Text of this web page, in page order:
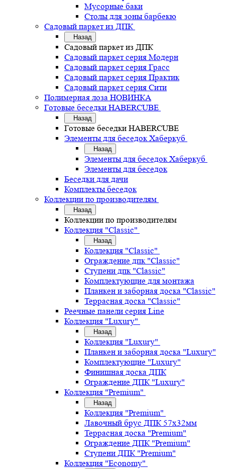
Мусорные баки
Столы для зоны барбекю
Садовый паркет из ДПК
Назад
Садовый паркет из ДПК
Садовый паркет серия Mодерн
Садовый паркет серия Грасс
Садовый паркет серия Практик
Садовый паркет серия Сити
Полимерная лоза НОВИНКА
Готовые беседки HABERCUBE
Назад
Готовые беседки HABERCUBE
Элементы для беседок Хаберкуб
Назад
Элементы для беседок Хаберкуб
Элементы для беседок
Беседки для дачи
Комплекты беседок
Коллекции по производителям
Назад
Коллекции по производителям
Коллекция "Classic"
Назад
Коллекция "Classic"
Ограждение дпк "Classic"
Ступени дпк "Classic"
Комплектующие для монтажа
Планкен и заборная доска "Classic"
Террасная доска "Classic"
Реечные панели серия Line
Коллекция "Luxury"
Назад
Коллекция "Luxury"
Планкен и заборная доска "Luxury"
Комплектующие "Luxury"
Финишная доска ДПК
Ограждение ДПК "Luxury"
Коллекция "Premium"
Назад
Коллекция "Premium"
Лавочный брус ДПК 57х32мм
Террасная доска "Premium"
Ограждение ДПК "Premium"
Ступени ДПК "Premium"
Коллекция "Economy"